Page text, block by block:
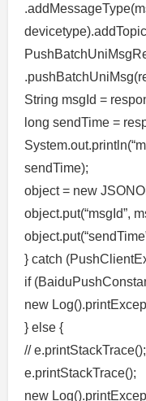
String msgId =
long sendTime =
sendTime);
object = new
object.put(“msgId”,
} catch
if
new
} else {
// e.printStackTrace();
e.printStackTrace();
new